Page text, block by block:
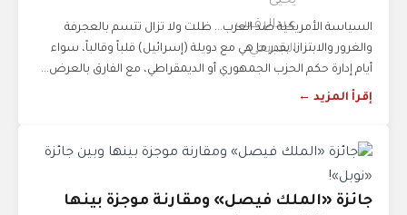
السياسة الأمريكية ضد العرب... ظلت ولا تزال تتسم بالعجرفة
والغرور والابتزاز، بقدر ما هي مع دويلة (إسرائيل) قلباً وقالباً، سواء
أيام إدارة حكم الحزب الجمهوري أو الديمقراطي، مع الفارق بالعرض...
إقرأ المزيد ←
جائزة «الملك فيصل» ومقارنة موجزة بينها